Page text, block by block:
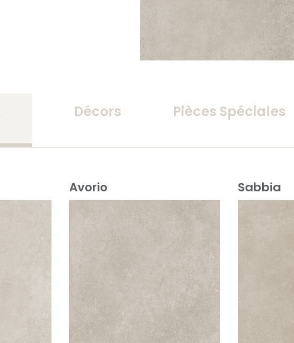
Décors Pièces Spéciales
Avorio Sabbia